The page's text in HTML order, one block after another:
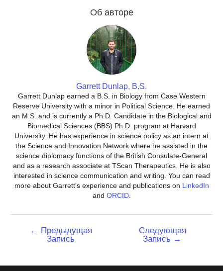
Об авторе
Garrett Dunlap, B.S.
Garrett Dunlap earned a B.S. in Biology from Case Western
Reserve University with a minor in Political Science. He earned
an M.S. and is currently a Ph.D. Candidate in the Biological and
Biomedical Sciences (BBS) Ph.D. program at Harvard
University. He has experience in science policy as an intern at
the Science and Innovation Network where he assisted in the
science diplomacy functions of the British Consulate-General
and as a research associate at TScan Therapeutics. He is also
interested in science communication and writing. You can read
more about Garrett's experience and publications on LinkedIn
and ORCID.
Навигация
← Предыдущая
Запись
Следующая
Запись →